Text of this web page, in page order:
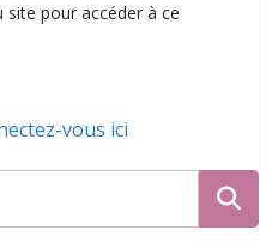
pour accéder à ce
vous ici